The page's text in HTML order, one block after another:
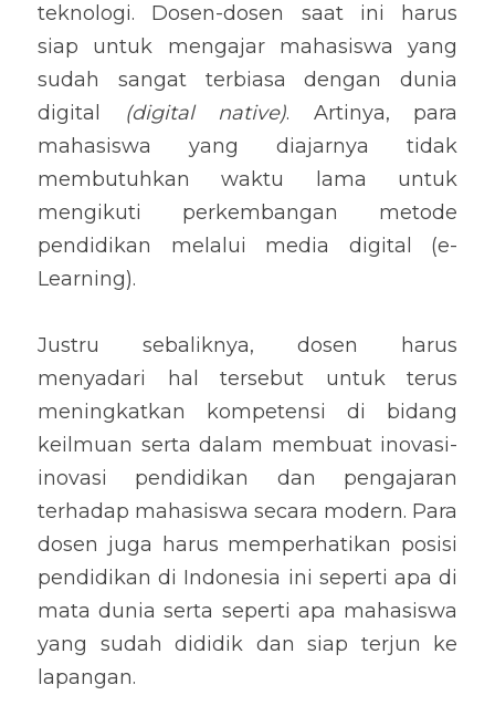
teknologi. Dosen-dosen saat ini harus
siap untuk mengajar mahasiswa yang
sudah sangat terbiasa dengan dunia
digital
(digital native). Artinya, para
mahasiswa yang diajarnya tidak
membutuhkan waktu lama untuk
mengikuti perkembangan metode
pendidikan melalui media digital (e-
Learning).
Justru sebaliknya, dosen harus
menyadari hal tersebut untuk terus
meningkatkan kompetensi di bidang
keilmuan serta dalam membuat inovasi-
inovasi pendidikan dan pengajaran
terhadap mahasiswa secara modern. Para
dosen juga harus memperhatikan posisi
pendidikan di Indonesia ini seperti apa di
mata dunia serta seperti apa mahasiswa
yang sudah dididik dan siap terjun ke
lapangan.